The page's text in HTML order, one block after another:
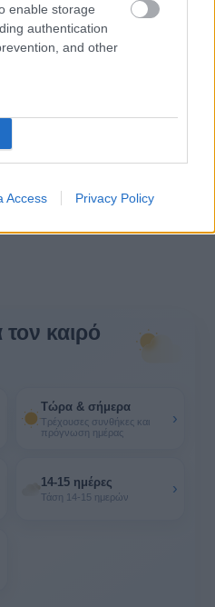
enable storage
authentication
and other
Access Privacy Policy
καιρό
Τώρα & σήμερα
Τρέχουσες συνθήκες και
πρόγνωση ημέρας
›
14-15 ημέρες
Τάση 14-15 ημερών ›